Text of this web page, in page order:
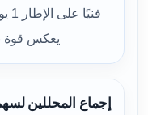
يعكس قوة
إجماع المحللين